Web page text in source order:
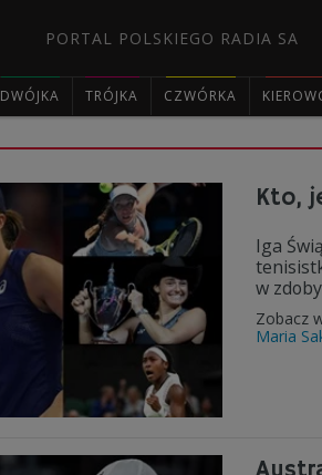
PORTAL POLSKIEGO RADIA SA
DWÓJKA TRÓJKA CZWÓRKA
Kto,
Iga
w
Zobacz
Maria